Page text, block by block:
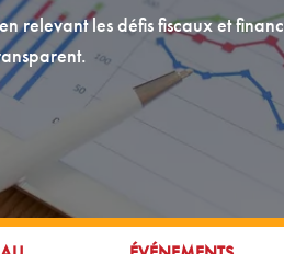
relevant les défis fiscaux et